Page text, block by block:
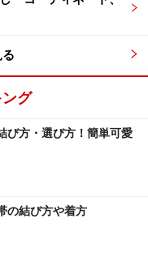
グ
び方・選び方！簡単可愛
の結び方や着方